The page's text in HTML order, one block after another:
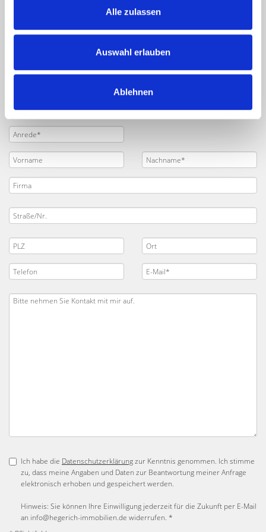
Alle zulassen
Auswahl erlauben
Ablehnen
Ich habe die Datenschutzerklärungzur Kenntnis genommen. Ich stimme
zu, dass meine Angaben und Daten zur Beantwortung meiner Anfrage
elektronisch erhoben und gespeichert werden.
Hinweis: Sie können Ihre Einwilligung jederzeit für die Zukunft per E-Mail
an info@hegerich-immobilien.de widerrufen. *